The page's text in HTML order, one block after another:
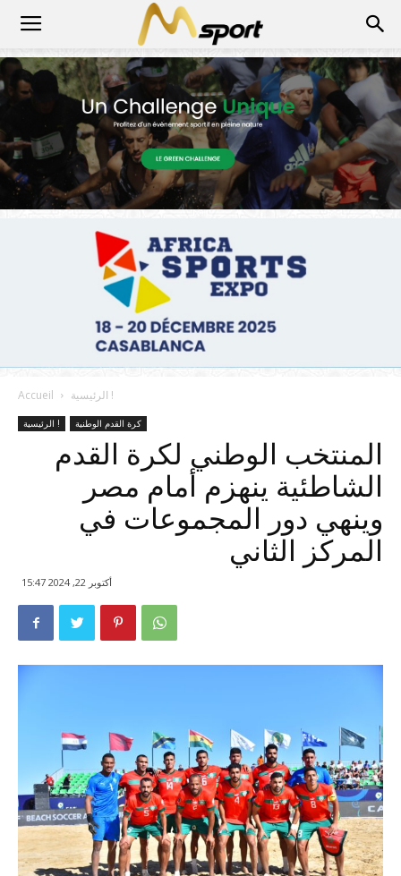
Accueil الرئيسية !
الرئيسية ! كرة القدم الوطنية
المنتخب الوطني لكرة القدم
الشاطئية ينهزم أمام مصر
وينهي دور المجموعات في
المركز الثاني
أكتوبر 22, 2024 15:47